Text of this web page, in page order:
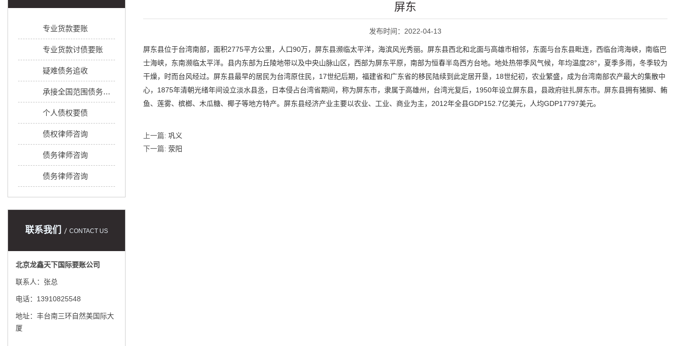
专业货款要账
专业货款讨债要账
疑难债务追收
承接全国范围债务追收
个人债权要债
债权律师咨询
债务律师咨询
债务律师咨询
联系我们 CONTACT US
北京龙鑫天下国际要账公司
联系人：张总
电话：13910825548
地址：丰台南三环自然美国际大
厦
屏东
发布时间：2022-04-13
屏东县位于台湾南部，面积2775平方公里，人口90万，屏东县濒临太平洋，海滨风光秀丽。屏东县西北和北面与高雄市相邻，东面与台东县毗连，西临台湾海峡，南临巴
士海峡，东南濒临太平洋。县内东部为丘陵地带以及中央山脉山区，西部为屏东平原，南部为恒春半岛西方台地。地处热带季风气候，年均温度28°，夏季多雨，冬季较为
干燥，时而台风经过。屏东县最早的居民为台湾原住民，17世纪后期，福建省和广东省的移民陆续到此定居开垦，18世纪初，农业繁盛，成为台湾南部农产最大的集散中
心，1875年清朝光绪年间设立淡水县丞，日本侵占台湾省期间，称为屏东市，隶属于高雄州，台湾光复后，1950年设立屏东县，县政府驻扎屏东市。屏东县拥有猪脚、鲔
鱼、莲雾、槟榔、木瓜糖、椰子等地方特产。屏东县经济产业主要以农业、工业、商业为主，2012年全县GDP152.7亿美元，人均GDP17797美元。
上一篇: 巩义
下一篇: 荥阳